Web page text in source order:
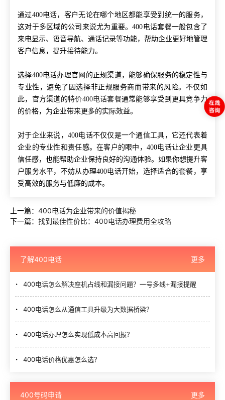
通过400电话，客户无论在哪个地区都能享受到统一的服务，
这对于多区域的公司来说尤为重要。400电话套餐一般包含了
来电显示、语音导航、通话记录等功能，帮助企业更好地管理
客户信息，提升接待能力。
选择400电话办理官网的正规渠道，能够确保服务的稳定性与
专业性，避免了因选择非正规服务商而带来的风险。不仅如
此，官方渠道的特价400电话套餐通常能够享受到更具竞争力
的价格，为企业带来更多的实际效益。
对于企业来说，400电话不仅仅是一个通信工具，它还代表着
企业的专业性和责任感。在客户的眼中，400电话让企业更具
信任感，也能帮助企业保持良好的沟通体验。如果你想提升客
户服务水平，不妨从办理400电话开始，选择适合的套餐，享
受高效的服务与低廉的成本。
上一篇： 400电话为企业带来的价值揭秘
下一篇： 找到最佳性价比：400电话办理费用全攻略
了解400电话 更多
400电话怎么解决座机占线和漏接问题？一号多线+漏接提醒
400电话怎么从通信工具升级为大数据桥梁？
400电话办理怎么实现低成本高回报？
400电话价格优惠怎么选？
400号码申请 更多